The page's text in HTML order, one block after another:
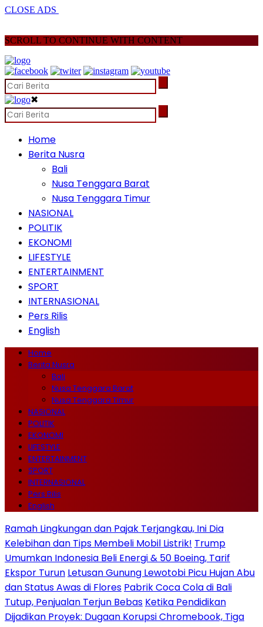
CLOSE ADS
SCROLL TO CONTINUE WITH CONTENT
✖
Home
Berita Nusra
Bali
Nusa Tenggara Barat
Nusa Tenggara Timur
NASIONAL
POLITIK
EKONOMI
LIFESTYLE
ENTERTAINMENT
SPORT
INTERNASIONAL
Pers Rilis
English
Home
Berita Nusra
Bali
Nusa Tenggara Barat
Nusa Tenggara Timur
NASIONAL
POLITIK
EKONOMI
LIFESTYLE
ENTERTAINMENT
SPORT
INTERNASIONAL
Pers Rilis
English
Ramah Lingkungan dan Pajak Terjangkau, Ini Dia
Kelebihan dan Tips Membeli Mobil Listrik! Trump
Umumkan Indonesia Beli Energi & 50 Boeing, Tarif
Ekspor Turun Letusan Gunung Lewotobi Picu Hujan Abu
dan Status Awas di Flores Pabrik Coca Cola di Bali
Tutup, Penjualan Terjun Bebas Ketika Pendidikan
Dijadikan Proyek: Dugaan Korupsi Chromebook, Tiga